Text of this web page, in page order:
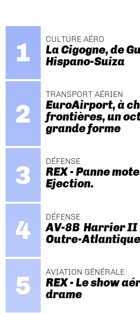
CULTURE AÉRO
La Cigogne, de
Hispano-Suiza
TRANSPORT AÉRIEN
EuroAirport, à
frontières, un
grande forme
DÉFENSE
REX - Panne
Ejection.
DÉFENSE
AV-8B Harrier II
Outre-
AVIATION GÉNÉRALE
REX - Le show
drame